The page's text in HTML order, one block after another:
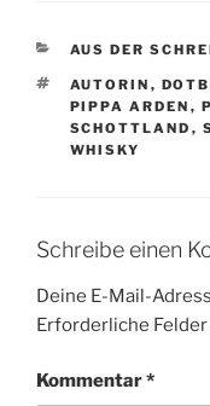
KATEGORIEN
AUS DER
AUTORIN ,
PIPPA ARDEN ,
SCHOTTLAND ,
WHISKY
Schreibe einen
Deine E-Mail-
Erforderliche
Kommentar*